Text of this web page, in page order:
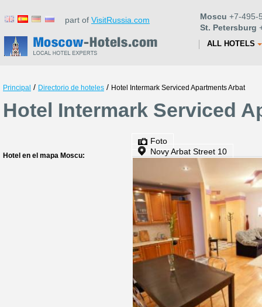
part of VisitRussia.com Moscu +7-495-
St. Petersburg
ALL HOTELS
Principal / Directorio de hoteles / Hotel Intermark Serviced Apartments Arbat
Hotel Intermark Serviced
Hotel en el mapa Moscu:
Foto
Novy Arbat Street 10